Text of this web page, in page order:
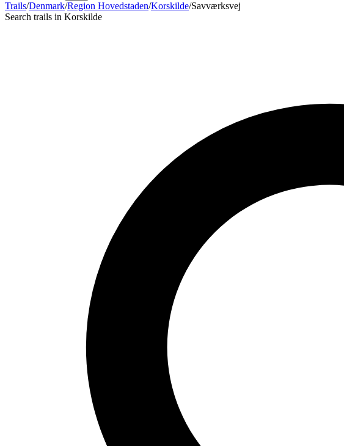
Trails/Denmark/Region Hovedstaden/Korskilde/Savværksvej
Search trails in Korskilde